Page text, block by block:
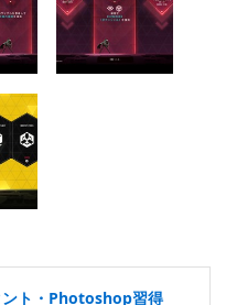
ント・Photoshop習得